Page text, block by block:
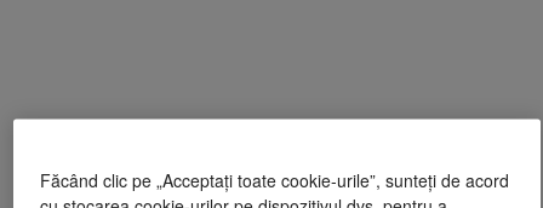
Făcând clic pe „Acceptați toate cookie-urile”, sunteți de acord